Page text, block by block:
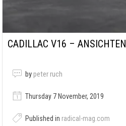
CADILLAC V16 – ANSICHTEN
by peter ruch
Thursday 7 November, 2019
Published in radical-mag.com